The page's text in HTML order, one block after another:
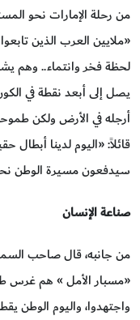
من رحلة الإمارات نحو
«ملايين العرب الذين
لحظة فخر وانتماء.. وهم
يصل إلى أبعد نقطة في
أرجله في الأرض ولكن
قائلاً: «اليوم لدينا أبطال
سيدفعون مسيرة الوطن نحو
صناعة الإنسان
من جانبه، قال صاحب
«مسبار الأمل » هم غرس
واجتهدوا، واليوم الوطن